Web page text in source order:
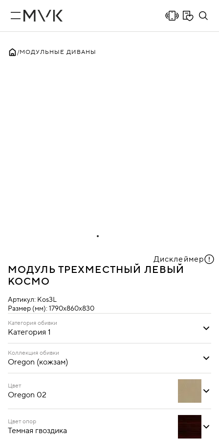
МОДУЛЬНЫЕ ДИВАНЫ
Дисклеймер
МОДУЛЬ ТРЕХМЕСТНЫЙ ЛЕВЫЙ
КОСМО
Артикул: Kos3L
Размер (мм): 1790х860х830
Категория обивки
Категория 1
Коллекция обивки
Oregon (кожзам)
Цвет
Oregon 02
Цвет опор
Темная гвоздика